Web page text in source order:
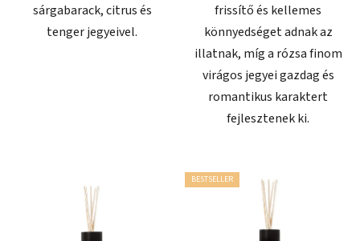
sárgabarack, citrus és
tenger jegyeivel.
frissítő és kellemes
könnyedséget adnak az
illatnak, míg a rózsa finom
virágos jegyei gazdag és
romantikus karaktert
fejlesztenek ki.
BESTSELLER